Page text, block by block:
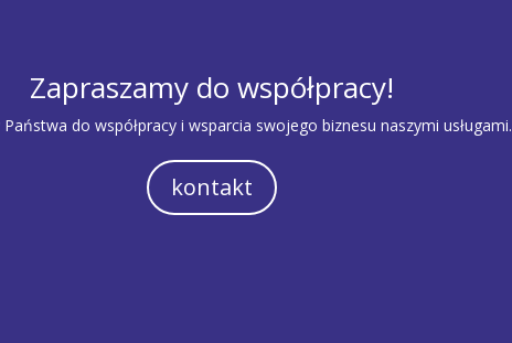
Zapraszamy do współpracy!
do współpracy i wsparcia swojego biznesu naszymi usługami.
kontakt